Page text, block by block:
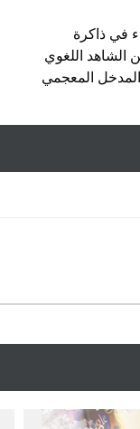
في ذاكرة
الشاهد اللغوي
المدخل المعجمي